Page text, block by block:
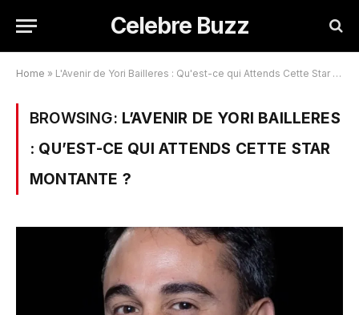
Celebre Buzz
Home » L'Avenir de Yori Bailleres : Qu'est-ce qui Attends Cette Star Montante ?
BROWSING: L’AVENIR DE YORI BAILLERES
: QU’EST-CE QUI ATTENDS CETTE STAR
MONTANTE ?